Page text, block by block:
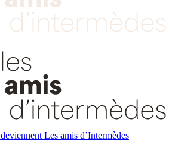
Les amis d’Intermèdes